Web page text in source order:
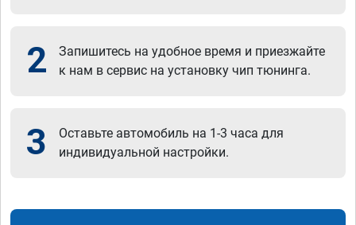
2
Запишитесь на удобное время и приезжайте
к нам в сервис на установку чип тюнинга.
3
Оставьте автомобиль на 1-3 часа для
индивидуальной настройки.